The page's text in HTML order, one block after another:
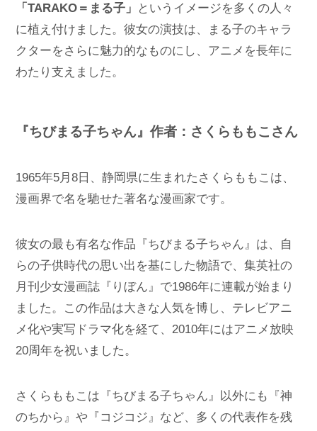
「TARAKO＝まる子」
というイメージを多くの人々
に植え付けました。彼女の演技は、まる子のキャラ
クターをさらに魅力的なものにし、アニメを長年に
わたり支えました。
『ちびまる子ちゃん』作者：さくらももこさん
1965年5月8日、静岡県に生まれたさくらももこは、
漫画界で名を馳せた著名な漫画家です。
彼女の最も有名な作品『ちびまる子ちゃん』は、自
らの子供時代の思い出を基にした物語で、集英社の
月刊少女漫画誌『りぼん』で1986年に連載が始まり
ました。この作品は大きな人気を博し、テレビアニ
メ化や実写ドラマ化を経て、2010年にはアニメ放映
20周年を祝いました。
さくらももこは『ちびまる子ちゃん』以外にも『神
のちから』や『コジコジ』など、多くの代表作を残